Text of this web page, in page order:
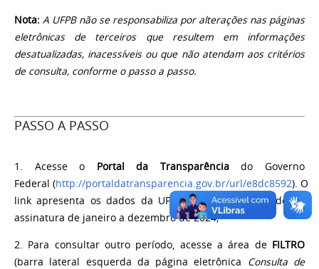
Nota: A UFPB não se responsabiliza por alterações nas páginas
eletrônicas de terceiros que resultem em informações
desatualizadas, inacessíveis ou que não atendam aos critérios
de consulta, conforme o passo a passo.
PASSO A PASSO
1. Acesse o Portal da Transparênciado Governo
Federal (http://portaldatransparencia.gov.br/url/e8dc8592). O
link apresenta os dados da UFPB relativos ao período de
assinatura de janeiro a dezembro de 2024;
2. Para consultar outro período, acesse a área de FILTRO
(barra lateral esquerda da página eletrônica Consulta de